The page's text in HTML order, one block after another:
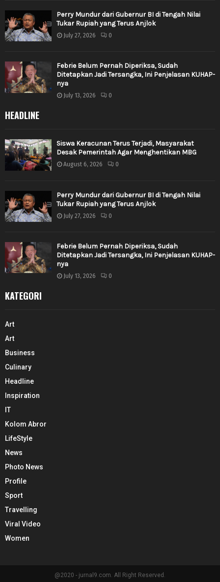
Perry Mundur dari Gubernur BI di Tengah Nilai
Tukar Rupiah yang Terus Anjlok
July 27, 2026 0
Febrie Belum Pernah Diperiksa, Sudah
Ditetapkan Jadi Tersangka, Ini Penjelasan KUHAP-
nya
July 13, 2026 0
HEADLINE
Siswa Keracunan Terus Terjadi, Masyarakat
Desak Pemerintah Agar Menghentikan MBG
August 6, 2026 0
Perry Mundur dari Gubernur BI di Tengah Nilai
Tukar Rupiah yang Terus Anjlok
July 27, 2026 0
Febrie Belum Pernah Diperiksa, Sudah
Ditetapkan Jadi Tersangka, Ini Penjelasan KUHAP-
nya
July 13, 2026 0
KATEGORI
Art
Art
Business
Culinary
Headline
Inspiration
IT
Kolom Abror
LifeStyle
News
Photo News
Profile
Sport
Travelling
Viral Video
Women
@2020 - jurnal9.com. All Right Reserved.